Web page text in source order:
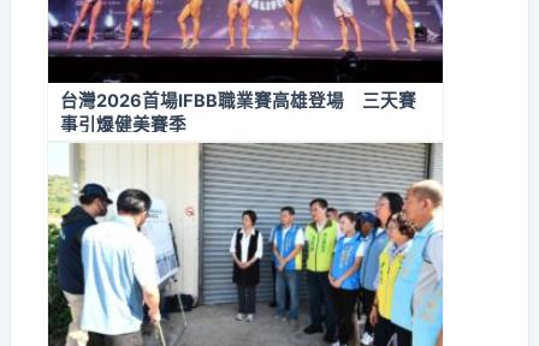
台灣2026首場IFBB職業賽高雄登場 三天賽
事引爆健美賽季